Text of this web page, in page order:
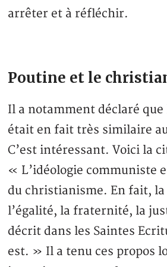
arrêter et à réfléchir.
Poutine et le
Il a notamment déclaré
était en fait très similaire
C’est intéressant. Voici la
« L’idéologie communiste
du christianisme. En fait,
l’égalité, la fraternité, la
décrit dans les Saintes
est. » Il a tenu ces propos